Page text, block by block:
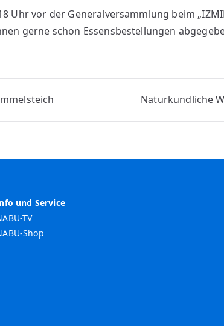
Uhr vor der Generalversammlung beim
gerne schon Essensbestellungen
Naturkundliche
und Service
TV
Shop